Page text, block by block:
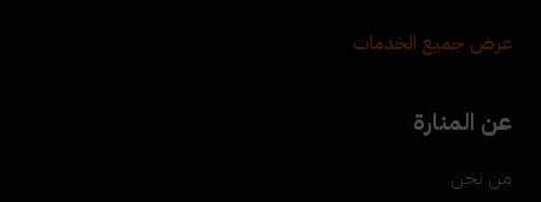
عرض جميع الخدمات
عن المنارة
من نحن